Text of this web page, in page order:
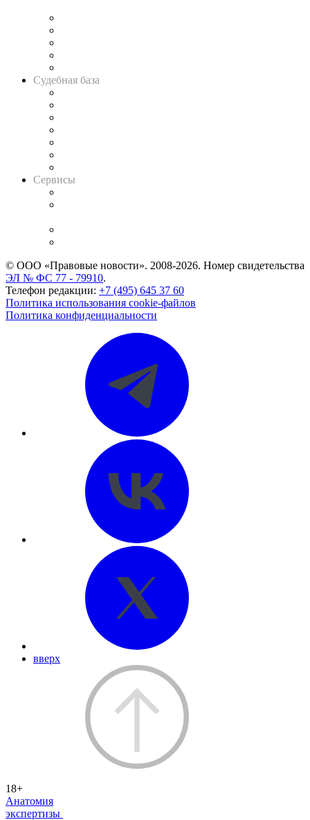
Судебная база
Сервисы
© ООО «Правовые новости». 2008-2026. Номер свидетельства
ЭЛ № ФС 77 - 79910.
Телефон редакции: +7 (495) 645 37 60
Политика использования cookie-файлов
Политика конфиденциальности
вверх
18+
Анатомия
экспертизы